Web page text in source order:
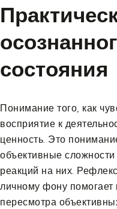
состояния
Понимание того, как
восприятие к
ценность. Это
объективные
реакций на них.
личному фону помогает
пересмотра